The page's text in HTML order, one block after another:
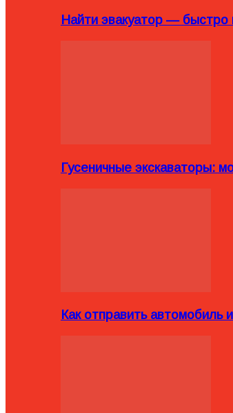
Найти эвакуатор — быстро
Гусеничные экскаваторы:
Как отправить автомобиль